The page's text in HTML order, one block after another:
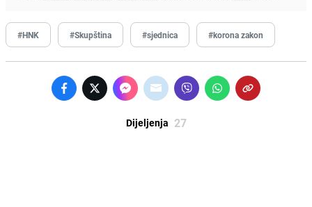
#HNK #Skupština #sjednica #korona zakon
Dijeljenja 27